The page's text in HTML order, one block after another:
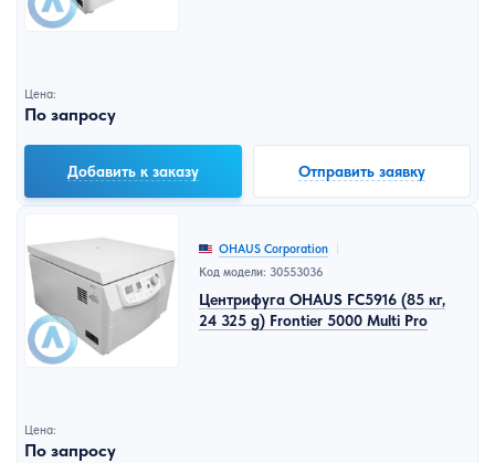
Цена:
По запросу
Добавить к заказу Отправить заявку
OHAUS Corporation
Код модели: 30553036
Центрифуга OHAUS FC5916 (85 кг,
24 325 g) Frontier 5000 Multi Pro
Цена:
По запросу